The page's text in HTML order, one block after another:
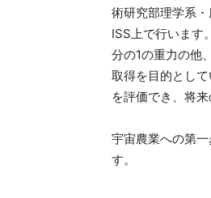
術研究部理学系
ISS上で行います
分の1の重力の他
取得を目的とし
を評価でき、将
宇宙農業への第
す。